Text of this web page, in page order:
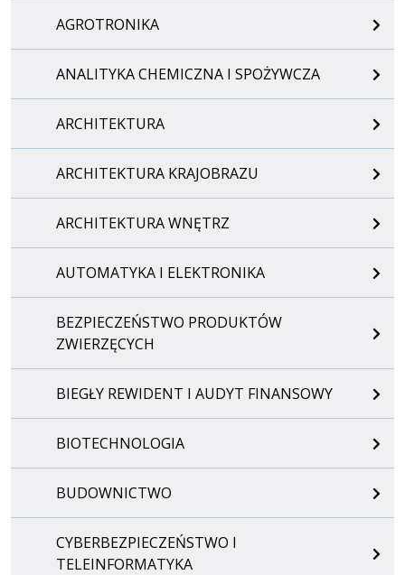
AGROTRONIKA
ANALITYKA CHEMICZNA I SPOŻYWCZA
ARCHITEKTURA
ARCHITEKTURA KRAJOBRAZU
ARCHITEKTURA WNĘTRZ
AUTOMATYKA I ELEKTRONIKA
BEZPIECZEŃSTWO PRODUKTÓW
ZWIERZĘCYCH
BIEGŁY REWIDENT I AUDYT FINANSOWY
BIOTECHNOLOGIA
BUDOWNICTWO
CYBERBEZPIECZEŃSTWO I
TELEINFORMATYKA